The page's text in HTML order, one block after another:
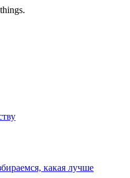
какая лучше